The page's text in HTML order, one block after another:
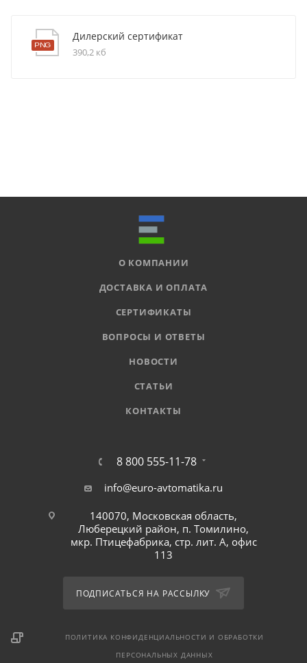
Дилерский сертификат
390,2 кб
О КОМПАНИИ
ДОСТАВКА И ОПЛАТА
СЕРТИФИКАТЫ
ВОПРОСЫ И ОТВЕТЫ
НОВОСТИ
СТАТЬИ
КОНТАКТЫ
8 800 555-11-78
info@euro-avtomatika.ru
140070, Московская область,
Люберецкий район, п. Томилино,
мкр. Птицефабрика, стр. лит. А, офис
113
ПОДПИСАТЬСЯ НА РАССЫЛКУ
ПОЛИТИКА КОНФИДЕНЦИАЛЬНОСТИ И ОБРАБОТКИ
ПЕРСОНАЛЬНЫХ ДАННЫХ